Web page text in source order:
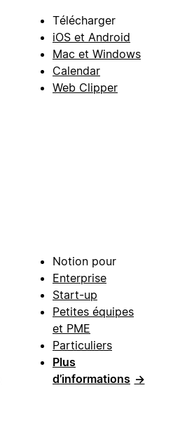
Télécharger
iOS et Android
Mac et Windows
Calendar
Web Clipper
Notion pour
Enterprise
Start-up
Petites équipes
et PME
Particuliers
Plus
d’informations →